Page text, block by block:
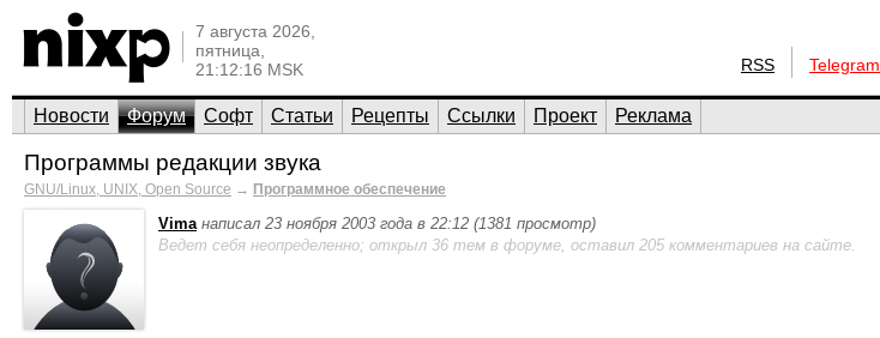
7 августа 2026,
пятница,
21:12:16 MSK
RSS Telegram
Новости Форум Софт Статьи Рецепты Ссылки Проект Реклама
Программы редакции звука
GNU/Linux, UNIX, Open Source → Программное обеспечение
Vima написал 23 ноября 2003 года в 22:12 (1381 просмотр)
Ведет себя неопределенно; открыл 36 тем в форуме, оставил 205 комментариев на сайте.